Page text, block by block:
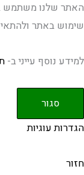
האתר שלנו משתמש
שימוש באתר
למידע נוסף עייני ב-
סגור
הגדרות עוגיות
חזור